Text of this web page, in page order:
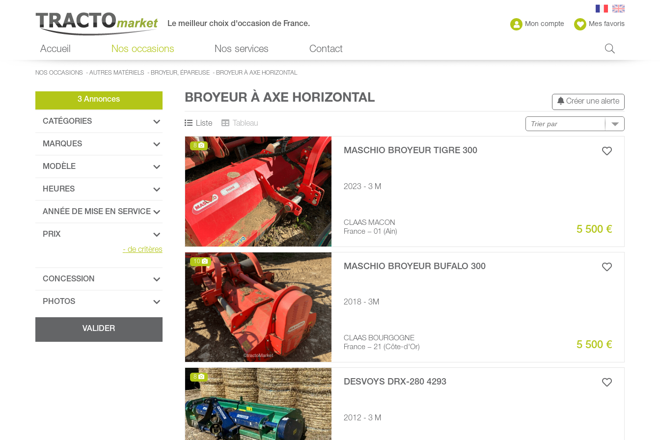
Le meilleur choix d'occasion de France. Mon compte Mes favoris
Accueil Nos occasions Nos services Contact
NOS OCCASIONS - AUTRES MATÉRIELS - BROYEUR, ÉPAREUSE - BROYEUR À AXE HORIZONTAL
3 Annonces
CATÉGORIES
MARQUES
MODÈLE
HEURES
ANNÉE DE MISE EN SERVICE
PRIX
- de critères
CONCESSION
PHOTOS
Créer une alerte
BROYEUR À AXE HORIZONTAL
Liste Tableau
8
MASCHIO BROYEUR TIGRE 300
2023 - 3 M
CLAAS MACON
France − 01 (Ain)
5 500 €
10
MASCHIO BROYEUR BUFALO 300
2018 - 3M
CLAAS BOURGOGNE
France − 21 (Côte-d'Or)
5 500 €
8
DESVOYS DRX-280 4293
2012 - 3 M